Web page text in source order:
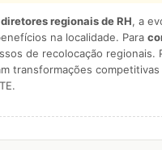
regionais de RH, a
na localidade. Para
de recolocação regionais.
transformações